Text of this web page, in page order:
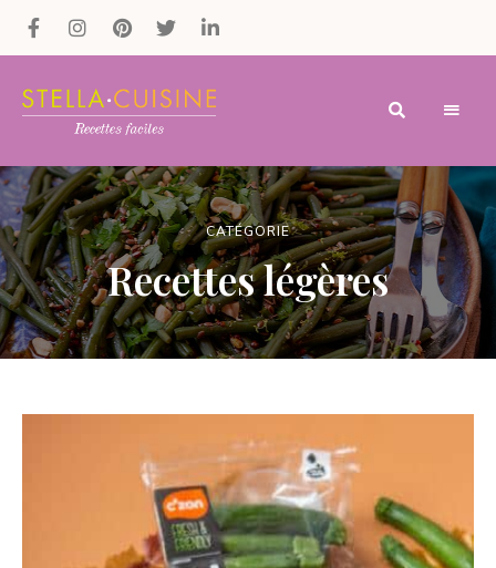
Recettes
faciles,
recettes
rapides,
recettes
végétariennes
par
Stella
Cuisine
CATÉGORIE
Recettes légères